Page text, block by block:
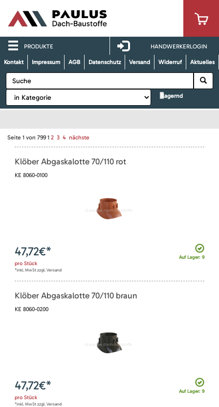
PRODUKTE HANDWERKERLOGIN
Kontakt Impressum AGB Datenschutz Versand Widerruf Aktuelles
lagernd
Seite 1 von 799 1 2 3 4 nächste
Klöber Abgaskalotte 70/110 rot
KE 8060-0100
Auf Lager: 9
47,72€*
pro Stück
*inkl. MwSt zzgl. Versand
Klöber Abgaskalotte 70/110 braun
KE 8060-0200
Auf Lager: 9
47,72€*
pro Stück
*inkl. MwSt zzgl. Versand